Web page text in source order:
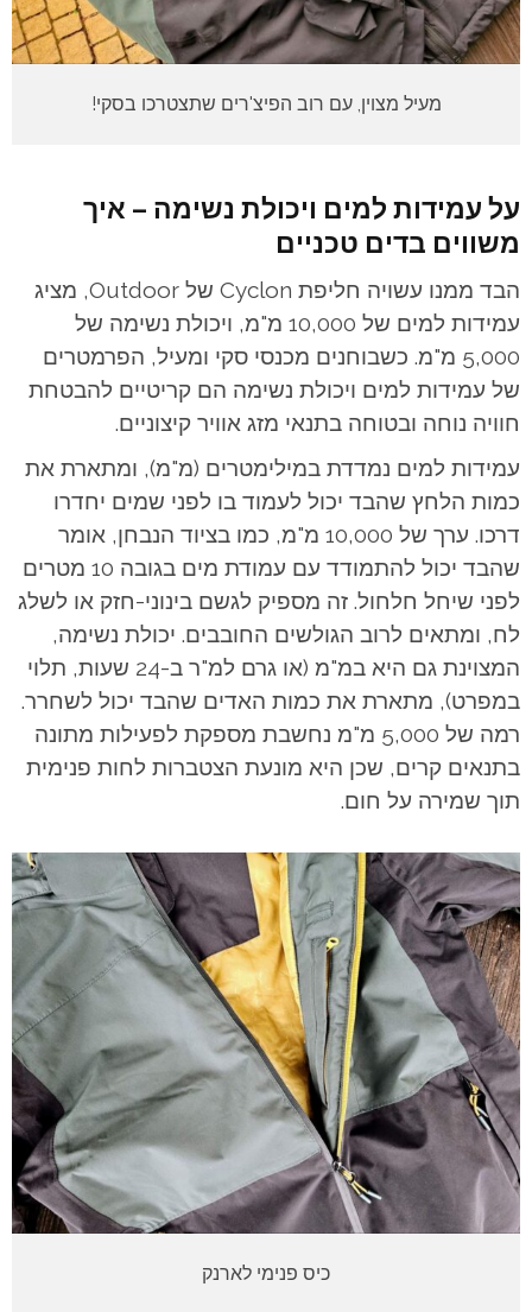
מעיל מצוין, עם רוב הפיצ'רים שתצטרכו בסקי!
על עמידות למים ויכולת נשימה – איך
משווים בדים טכניים
הבד ממנו עשויה חליפת Cyclon של Outdoor, מציג
עמידות למים של 10,000 מ"מ, ויכולת נשימה של
5,000 מ"מ. כשבוחנים מכנסי סקי ומעיל, הפרמטרים
של עמידות למים ויכולת נשימה הם קריטיים להבטחת
חוויה נוחה ובטוחה בתנאי מזג אוויר קיצוניים.
עמידות למים נמדדת במילימטרים (מ"מ), ומתארת את
כמות הלחץ שהבד יכול לעמוד בו לפני שמים יחדרו
דרכו. ערך של 10,000 מ"מ, כמו בציוד הנבחן, אומר
שהבד יכול להתמודד עם עמודת מים בגובה 10 מטרים
לפני שיחל חלחול. זה מספיק לגשם בינוני-חזק או לשלג
לח, ומתאים לרוב הגולשים החובבים. יכולת נשימה,
המצוינת גם היא במ"מ (או גרם למ"ר ב-24 שעות, תלוי
במפרט), מתארת את כמות האדים שהבד יכול לשחרר.
רמה של 5,000 מ"מ נחשבת מספקת לפעילות מתונה
בתנאים קרים, שכן היא מונעת הצטברות לחות פנימית
תוך שמירה על חום.
כיס פנימי לארנק